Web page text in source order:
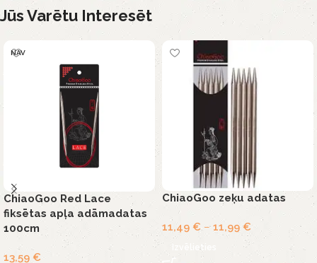
Jūs Varētu Interesēt
NAV
ChiaoGoo Red Lace
fiksētas apļa adāmadatas
100cm
13,59 €
ChiaoGoo zeķu adatas
11,49 € – 11,99€
Izvēlieties